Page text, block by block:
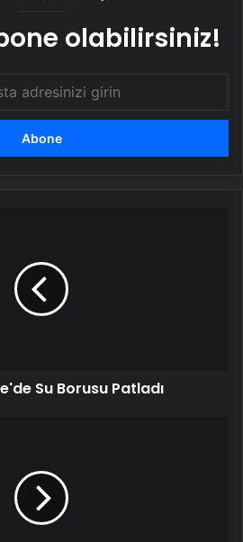
olabilirsiniz!
Su Borusu Patladı